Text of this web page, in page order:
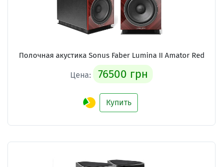
Полочная акустика Sonus Faber Lumina II Amator Red
Цена: 76500 грн
Купить